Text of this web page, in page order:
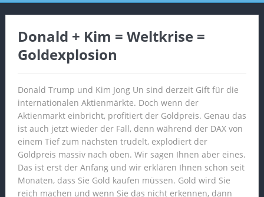
Donald + Kim = Weltkrise =
Goldexplosion
Donald Trump und Kim Jong Un sind derzeit Gift für die
internationalen Aktienmärkte. Doch wenn der
Aktienmarkt einbricht, profitiert der Goldpreis. Genau das
ist auch jetzt wieder der Fall, denn während der DAX von
einem Tief zum nächsten trudelt, explodiert der
Goldpreis massiv nach oben. Wir sagen Ihnen aber eines.
Das ist erst der Anfang und wir erklären Ihnen schon seit
Monaten, dass Sie Gold kaufen müssen. Gold wird Sie
reich machen und wenn Sie das nicht erkennen, dann